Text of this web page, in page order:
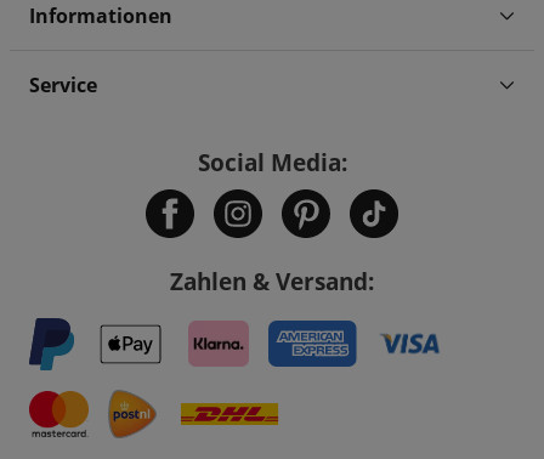
Informationen
Service
Social Media:
Zahlen & Versand: